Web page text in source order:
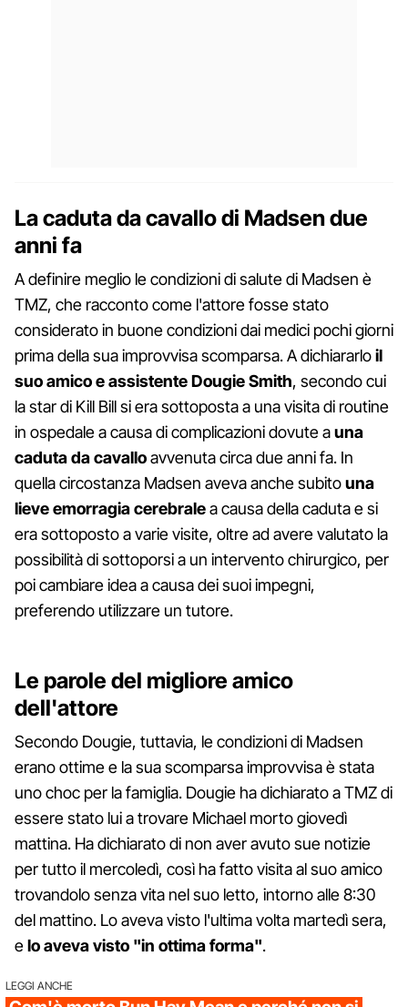
La caduta da cavallo di Madsen due
anni fa
A definire meglio le condizioni di salute di Madsen è
TMZ, che racconto come l'attore fosse stato
considerato in buone condizioni dai medici pochi giorni
prima della sua improvvisa scomparsa. A dichiararloil
suo amico e assistente Dougie Smith, secondo cui
la star di Kill Bill si era sottoposta a una visita di routine
in ospedale a causa di complicazioni dovute auna
caduta da cavalloavvenuta circa due anni fa. In
quella circostanza Madsen aveva anche subitouna
lieve emorragia cerebralea causa della caduta e si
era sottoposto a varie visite, oltre ad avere valutato la
possibilità di sottoporsi a un intervento chirurgico, per
poi cambiare idea a causa dei suoi impegni,
preferendo utilizzare un tutore.
Le parole del migliore amico
dell'attore
Secondo Dougie, tuttavia, le condizioni di Madsen
erano ottime e la sua scomparsa improvvisa è stata
uno choc per la famiglia. Dougie ha dichiarato a TMZ di
essere stato lui a trovare Michael morto giovedì
mattina. Ha dichiarato di non aver avuto sue notizie
per tutto il mercoledì, così ha fatto visita al suo amico
trovandolo senza vita nel suo letto, intorno alle 8:30
del mattino. Lo aveva visto l'ultima volta martedì sera,
elo aveva visto "in ottima forma".
LEGGI ANCHE